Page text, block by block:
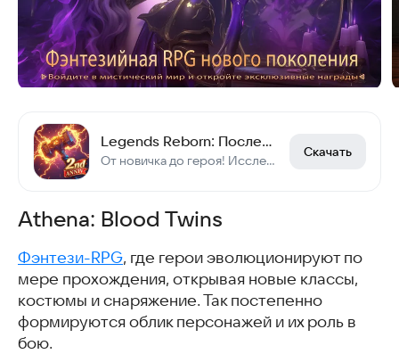
Legends Reborn: Последний бой
От новичка до героя! Исследуй мир, улучшай героев, побеждай боссов с союзниками!
Скачать
Athena: Blood Twins
Фэнтези-RPG, где герои эволюционируют по
мере прохождения, открывая новые классы,
костюмы и снаряжение. Так постепенно
формируются облик персонажей и их роль в
бою.